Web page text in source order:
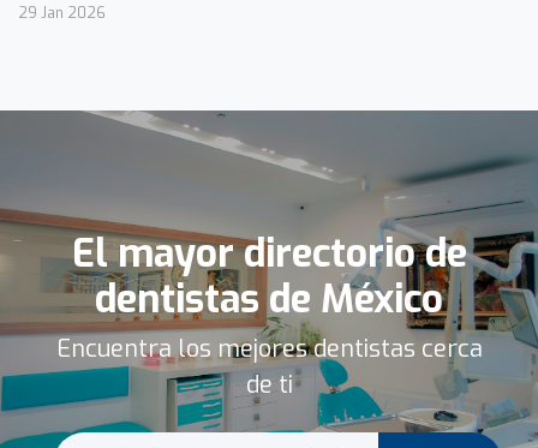
29 Jan 2026
El mayor directorio de
dentistas de México
Encuentra los mejores dentistas cerca
de ti